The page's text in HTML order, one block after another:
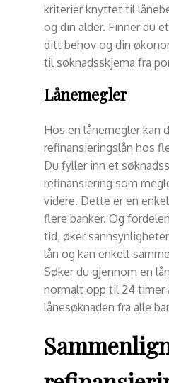
kriterier knyttet til
og din alder. Finner du
ditt behov og din
til søknadsskjema fra
Lånemegler
Hos en lånemegler kan
refinansieringslån hos
Du fyller inn et
refinansiering som
videre. Dette er en
flere banker. Og
tid, øker
lån og kan enkelt
Søker du gjennom en
normalt opp til 24 timer
lånesøknaden fra alle